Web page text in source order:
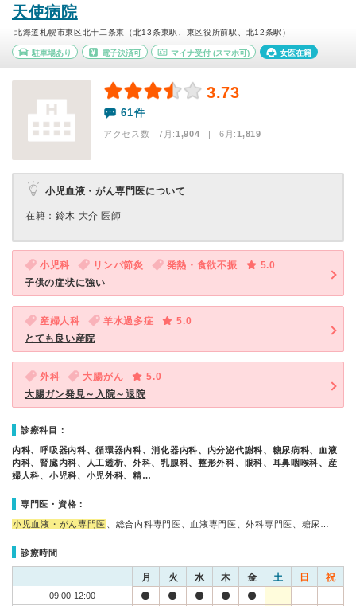
天使病院
北海道札幌市東区北十二条東（北13条東駅、東区役所前駅、北12条駅）
駐車場あり 電子決済可 マイナ受付 (スマホ可) 女医在籍
3.73
61件
アクセス数 7月:1,904 | 6月:1,819
小児血液・がん専門医について
在籍：鈴木 大介 医師
小児科 リンパ節炎 発熱・食欲不振
5.0
子供の症状に強い
産婦人科 羊水過多症
5.0
とても良い産院
外科 大腸がん
5.0
大腸ガン発見～入院～退院
診療科目：
内科、呼吸器内科、循環器内科、消化器内科、内分泌代謝科、糖尿病科、血液
内科、腎臓内科、人工透析、外科、乳腺科、整形外科、眼科、耳鼻咽喉科、産
婦人科、小児科、小児外科、精…
専門医・資格：
小児血液・がん専門医 、総合内科専門医、血液専門医、外科専門医、糖尿…
診療時間
月 火 水 木 金 土 日 祝
09:00-12:00